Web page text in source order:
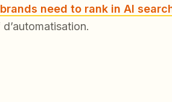
need to rank in AI